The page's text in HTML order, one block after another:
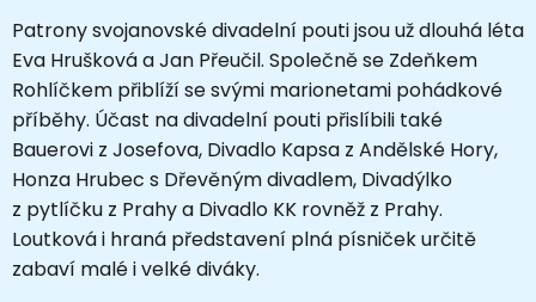
Patrony svojanovské divadelní pouti jsou už dlouhá léta
Eva Hrušková a Jan Přeučil. Společně se Zdeňkem
Rohlíčkem přiblíží se svými marionetami pohádkové
příběhy. Účast na divadelní pouti přislíbili také
Bauerovi z Josefova, Divadlo Kapsa z Andělské Hory,
Honza Hrubec s Dřevěným divadlem, Divadýlko
z pytlíčku z Prahy a Divadlo KK rovněž z Prahy.
Loutková i hraná představení plná písniček určitě
zabaví malé i velké diváky.